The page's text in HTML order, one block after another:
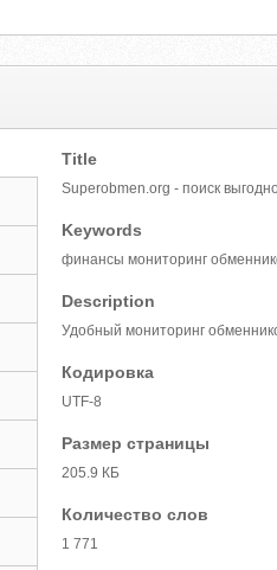
Title
Superobmen.org - поиск
Keywords
финансы мониторинг
Description
Удобный мониторинг
Кодировка
UTF-8
Размер страницы
205.9 КБ
Количество слов
1 771